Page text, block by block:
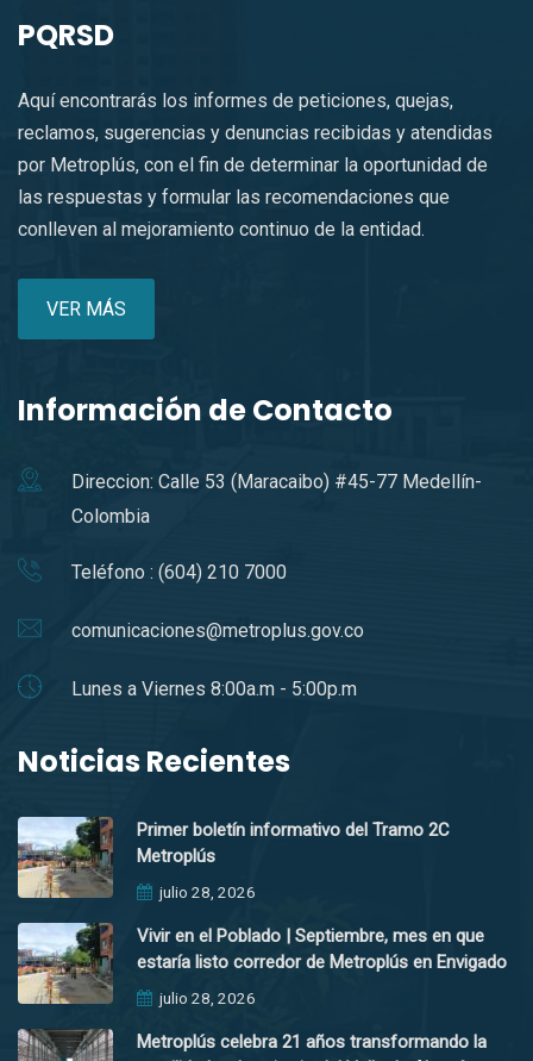
PQRSD
Aquí encontrarás los informes de peticiones, quejas,
reclamos, sugerencias y denuncias recibidas y atendidas
por Metroplús, con el fin de determinar la oportunidad de
las respuestas y formular las recomendaciones que
conlleven al mejoramiento continuo de la entidad.
VER MÁS
Información de Contacto
Direccion: Calle 53 (Maracaibo) #45-77 Medellín-
Colombia
Teléfono : (604) 210 7000
comunicaciones@metroplus.gov.co
Lunes a Viernes 8:00a.m - 5:00p.m
Noticias Recientes
Primer boletín informativo del Tramo 2C
Metroplús
julio 28, 2026
Vivir en el Poblado | Septiembre, mes en que
estaría listo corredor de Metroplús en Envigado
julio 28, 2026
Metroplús celebra 21 años transformando la